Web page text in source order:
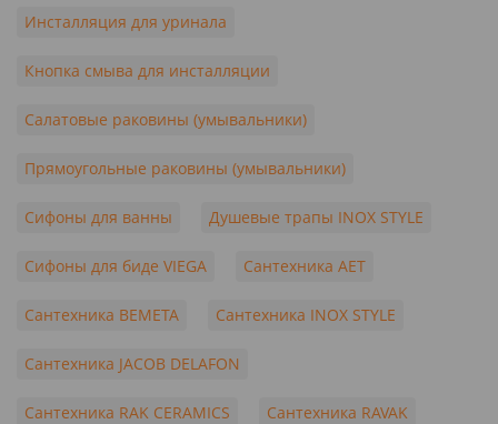
Инсталляция для уринала
Кнопка смыва для инсталляции
Салатовые раковины (умывальники)
Прямоугольные раковины (умывальники)
Сифоны для ванны Душевые трапы INOX STYLE
Сифоны для биде VIEGA Сантехника AET
Сантехника BEMETA Сантехника INOX STYLE
Сантехника JACOB DELAFON
Сантехника RAK CERAMICS Сантехника RAVAK